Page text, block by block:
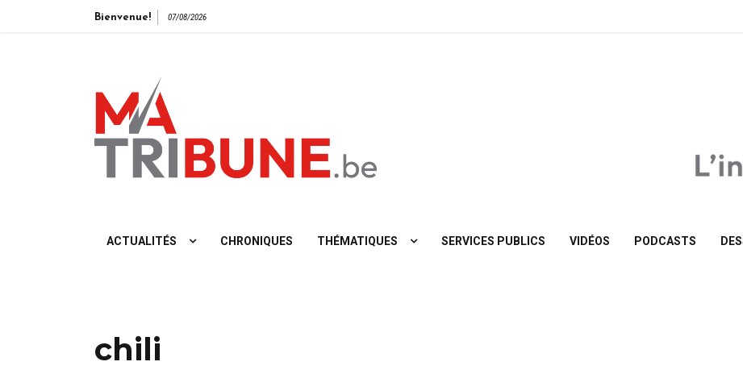
Bienvenue! 07/08/2026
ACTUALITÉS CHRONIQUES THÉMATIQUES SERVICES PUBLICS VIDÉOS PODCASTS
chili